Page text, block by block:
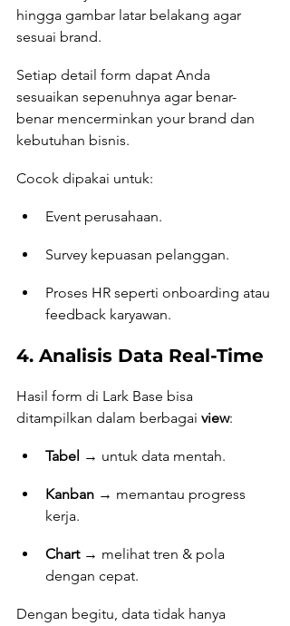
hingga gambar latar belakang agar
sesuai brand.
Setiap detail form dapat Anda
sesuaikan sepenuhnya agar benar-
benar mencerminkan your brand dan
kebutuhan bisnis.
Cocok dipakai untuk:
Event perusahaan.
Survey kepuasan pelanggan.
Proses HR seperti onboarding atau
feedback karyawan.
4. Analisis Data Real-Time
Hasil form di Lark Base bisa
ditampilkan dalam berbagai view:
Tabel → untuk data mentah.
Kanban → memantau progress
kerja.
Chart → melihat tren & pola
dengan cepat.
Dengan begitu, data tidak hanya